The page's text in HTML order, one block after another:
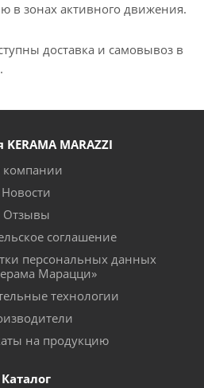
в зонах активного движения.
доставка и самовывоз в
MARAZZI
Новости
Отзывы
соглашение
персональных данных
Марацци»
технологии
на продукцию
Каталог